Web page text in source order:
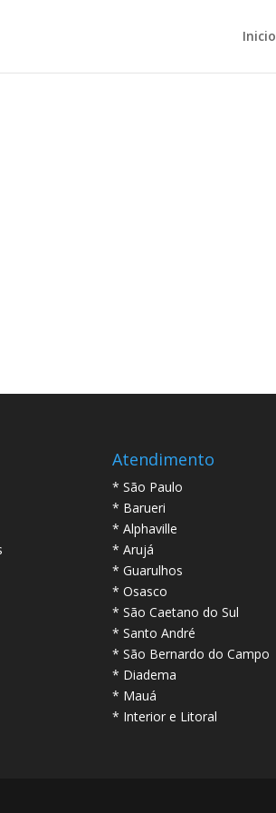
Inicio
Atendimento
* São Paulo
* Barueri
* Alphaville
* Arujá
* Guarulhos
* Osasco
* São Caetano do Sul
* Santo André
* São Bernardo do Campo
* Diadema
* Mauá
* Interior e Litoral